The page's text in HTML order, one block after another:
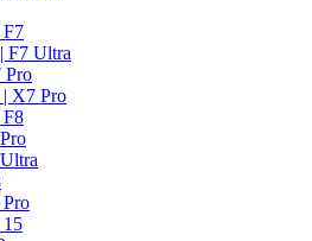
F7
F7 Ultra
Pro
X7 Pro
F8
15